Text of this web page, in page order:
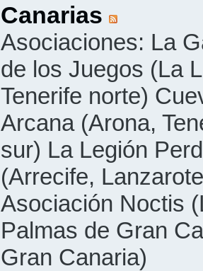
Canarias
Asociaciones: La
de los Juegos (La
Tenerife norte)
Arcana (Arona,
sur) La Legión
(Arrecife,
Asociación Noctis
Palmas de Gran
Gran Canaria)